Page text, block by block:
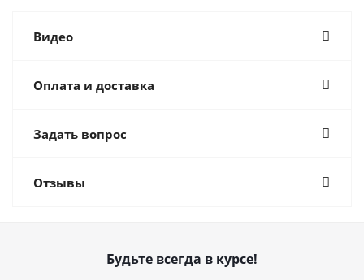
Видео
Оплата и доставка
Задать вопрос
Отзывы
Будьте всегда в курсе!